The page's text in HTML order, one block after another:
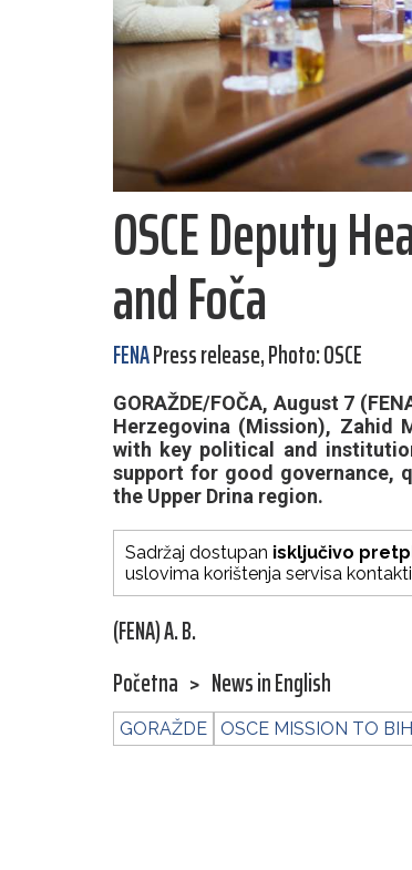
OSCE Deputy
and Foča
FENAPress release, Photo: OSCE
GORAŽDE/FOČA, August 7
Herzegovina (Mission), Zahid
with key political and
support for good governance,
the Upper Drina region.
Sadržaj dostupan isključivo
uslovima korištenja servisa
(FENA) A. B.
Početna > News in English
GORAŽDE OSCE MISSION TO BIH